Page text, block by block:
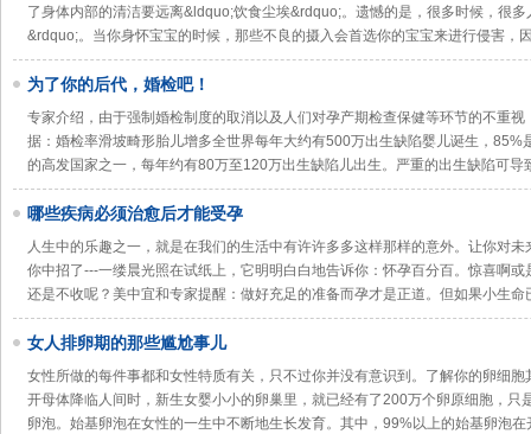
了身体内部的清洁要远离&ldquo;饮食尘埃&rdquo;。遗憾的是，很多时候，很
&rdquo;。当你身怀宝宝的时候，那些不良的摄入会首选你的宝宝来进行侵害，
为了你的后代，婚检吧！
专家介绍，由于强制婚检制度的取消以及人们对孕产期检查保健等环节的不
据：婚检率滑坡畸形胎儿增多全世界每年大约有500万出生缺陷婴儿诞生，85%
的高发国家之一，每年约有80万至120万出生缺陷儿出生。严重的出生缺陷可导
哪些疾病必须治愈后才能受孕
人生中的乐趣之一，就是在我们的生活中有许许多多这样那样的意外。让你对
你中招了---一缕晨光照在试纸上，它明明白白地告诉你：怀孕百分百。惊喜啊
还是不收呢？美中宜和专家提醒：做好充足的准备而孕才是正道。但如果小生命
女人排卵期的那些尴尬事儿
女性所做的每件事都和女性特质有关，只不过你并没有意识到。了解你的卵细
开母体降临人间时，新生女婴小小的卵巢里，就已经有了200万个卵原细胞，只
卵泡。始基卵泡在女性的一生中不断地生长发育。其中，99%以上的始基卵泡